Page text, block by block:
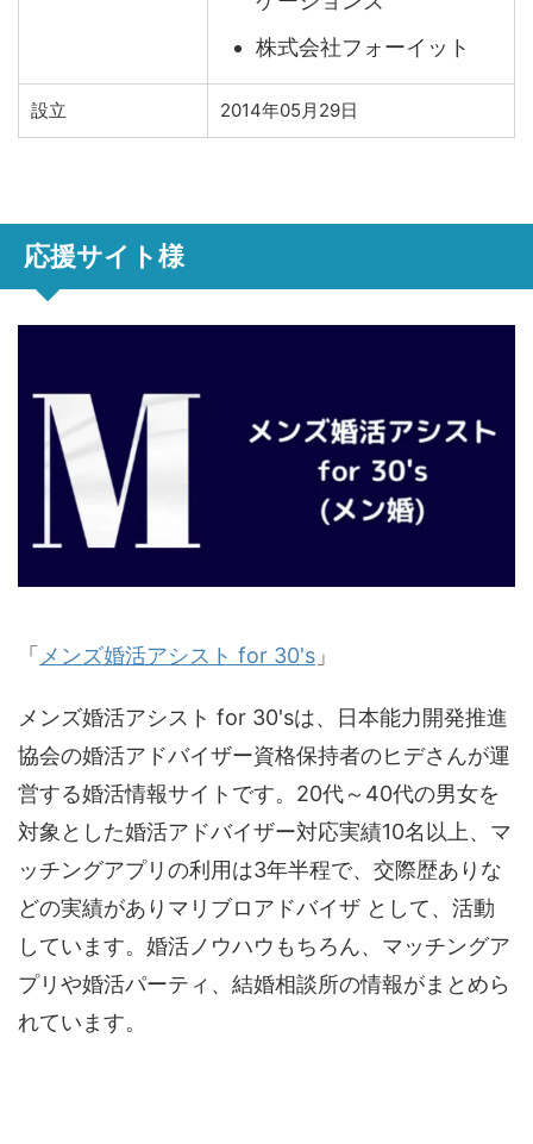
株式会社フォーイット
設立 2014年05月29日
応援サイト様
「 メンズ婚活アシスト for 30's 」
メンズ婚活アシスト for 30'sは、日本能力開発推進
協会の婚活アドバイザー資格保持者のヒデさんが運
営する婚活情報サイトです。20代～40代の男女を
対象とした婚活アドバイザー対応実績10名以上、マ
ッチングアプリの利用は3年半程で、交際歴ありな
どの実績がありマリブロアドバイザ として、活動
しています。婚活ノウハウもちろん、マッチングア
プリや婚活パーティ、結婚相談所の情報がまとめら
れています。